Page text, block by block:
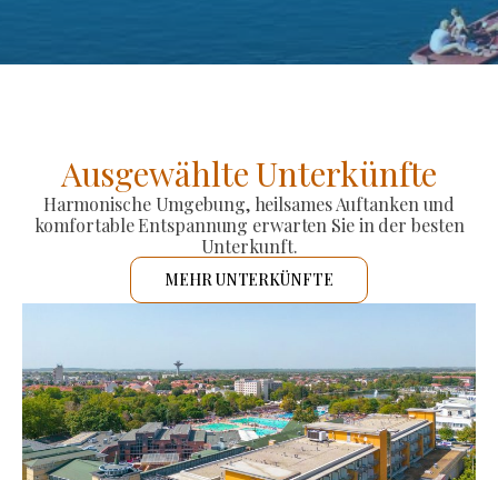
Ausgewählte Unterkünfte
Harmonische Umgebung, heilsames Auftanken und
komfortable Entspannung erwarten Sie in der besten
Unterkunft.
MEHR UNTERKÜNFTE